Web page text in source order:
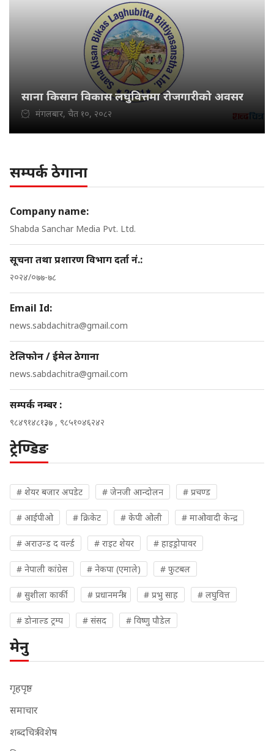
साना किसान विकास लघुवित्तमा रोजगारीको अवसर
मंगलबार, चैत १०, २०८२
सम्पर्क ठेगाना
Company name:
Shabda Sanchar Media Pvt. Ltd.
सूचना तथा प्रशारण विभाग दर्ता नं.:
२०२४/०७७-७८
Email Id:
news.sabdachitra@gmail.com
टेलिफोन / ईमेल ठेगाना
news.sabdachitra@gmail.com
सम्पर्क नम्बर :
९८४९१४८१३७ , ९८५१०४६२४२
ट्रेण्डिङ
# शेयर बजार अपडेट # जेनजी आन्दोलन # प्रचण्ड
# आईपीओ # क्रिकेट # केपी ओली # माओवादी केन्द्र
# अराउन्ड द वर्ल्ड # राइट शेयर # हाइड्रोपावर
# नेपाली कांग्रेस # नेकपा (एमाले) # फुटबल
# सुशीला कार्की # प्रधानमन्त्री # प्रभु साह # लघुवित्त
# डोनाल्ड ट्रम्प # संसद # विष्णु पौडेल
मेनु
गृहपृष्ठ
समाचार
शब्दचित्र विशेष